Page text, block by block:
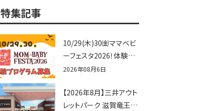
特集記事
10/29(木)30㈮ママベビ
ーフェスタ2026！体験プ
ログラム募集♪赤ちゃん
せんか？
2026年08月6日
【2026年8月】三井アウト
レットパーク 滋賀竜王の